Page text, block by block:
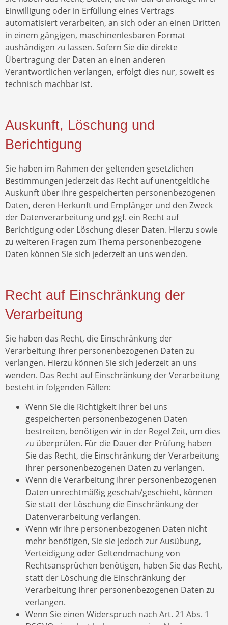
Einwilligung oder in Erfüllung eines Vertrags
automatisiert verarbeiten, an sich oder an einen Dritten
in einem gängigen, maschinenlesbaren Format
aushändigen zu lassen. Sofern Sie die direkte
Übertragung der Daten an einen anderen
Verantwortlichen verlangen, erfolgt dies nur, soweit es
technisch machbar ist.
Auskunft, Löschung und
Berichtigung
Sie haben im Rahmen der geltenden gesetzlichen
Bestimmungen jederzeit das Recht auf unentgeltliche
Auskunft über Ihre gespeicherten personenbezogenen
Daten, deren Herkunft und Empfänger und den Zweck
der Datenverarbeitung und ggf. ein Recht auf
Berichtigung oder Löschung dieser Daten. Hierzu sowie
zu weiteren Fragen zum Thema personenbezogene
Daten können Sie sich jederzeit an uns wenden.
Recht auf Einschränkung der
Verarbeitung
Sie haben das Recht, die Einschränkung der
Verarbeitung Ihrer personenbezogenen Daten zu
verlangen. Hierzu können Sie sich jederzeit an uns
wenden. Das Recht auf Einschränkung der Verarbeitung
besteht in folgenden Fällen:
Wenn Sie die Richtigkeit Ihrer bei uns
gespeicherten personenbezogenen Daten
bestreiten, benötigen wir in der Regel Zeit, um dies
zu überprüfen. Für die Dauer der Prüfung haben
Sie das Recht, die Einschränkung der Verarbeitung
Ihrer personenbezogenen Daten zu verlangen.
Wenn die Verarbeitung Ihrer personenbezogenen
Daten unrechtmäßig geschah/geschieht, können
Sie statt der Löschung die Einschränkung der
Datenverarbeitung verlangen.
Wenn wir Ihre personenbezogenen Daten nicht
mehr benötigen, Sie sie jedoch zur Ausübung,
Verteidigung oder Geltendmachung von
Rechtsansprüchen benötigen, haben Sie das Recht,
statt der Löschung die Einschränkung der
Verarbeitung Ihrer personenbezogenen Daten zu
verlangen.
Wenn Sie einen Widerspruch nach Art. 21 Abs. 1